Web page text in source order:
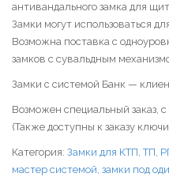
антивандального замка для
Замки могут использоваться
Возможна поставка с
замков с сувальдным
Замки с системой Банк —
Возможен специальный заказ,
(Также доступны к заказу
Категория: Замки для КТП, ТП,
мастер системой, замки под